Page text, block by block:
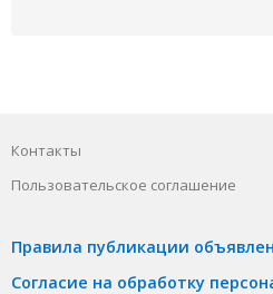
Контакты
Пользовательское соглашение
Правила публикации
Согласие на обработку